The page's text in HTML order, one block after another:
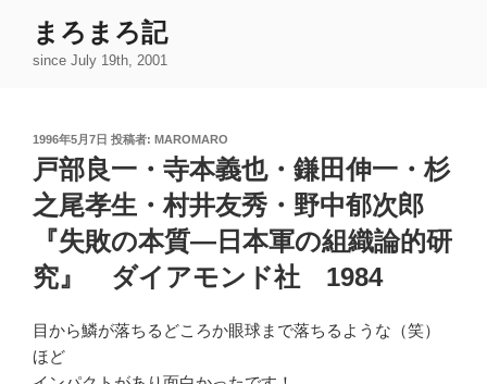
まろまろ記
since July 19th, 2001
投
稿
日:
1996年5月7日 投稿者: MAROMARO
戸部良一・寺本義也・鎌田伸一・杉
之尾孝生・村井友秀・野中郁次郎
『失敗の本質―日本軍の組織論的研
究』 ダイアモンド社 1984
目から鱗が落ちるどころか眼球まで落ちるような（笑）
ほど